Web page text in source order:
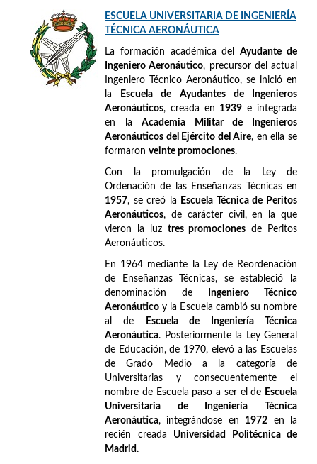
ESCUELA UNIVERSITARIA DE INGENIERÍA
TÉCNICA AERONÁUTICA
La formación académica delAyudante de
Ingeniero Aeronáutico, precursor del actual
Ingeniero Técnico Aeronáutico, se inició en
la
Escuela de Ayudantes de Ingenieros
Aeronáuticos, creada en 1939 e integrada
en laAcademia Militar de Ingenieros
Aeronáuticos del Ejército del Aire, en ella se
formaron veinte promociones.
Con la promulgación de la Ley de
Ordenación de las Enseñanzas Técnicas en
1957, se creó la
Escuela Técnica de Peritos
Aeronáuticos, de carácter civil, en la que
vieron la luz tres promociones de Peritos
Aeronáuticos.
En 1964 mediante la Ley de Reordenación
de Enseñanzas Técnicas, se estableció la
denominación de
Ingeniero Técnico
Aeronáutico y la Escuela cambió su nombre
al de
Escuela de Ingeniería Técnica
Aeronáutica. Posteriormente la Ley General
de Educación, de 1970, elevó a las Escuelas
de Grado Medio a la categoría de
Universitarias y consecuentemente el
nombre de Escuela paso a ser el de Escuela
Universitaria de Ingeniería Técnica
Aeronáutica, integrándose en 1972 en la
recién creada Universidad Politécnica de
Madrid.